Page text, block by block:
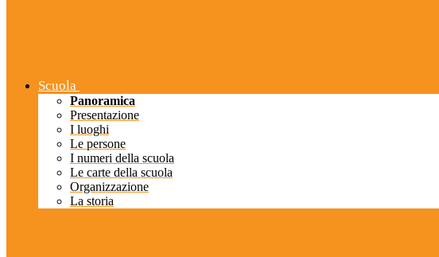
Scuola
Panoramica
Presentazione
I luoghi
Le persone
I numeri della scuola
Le carte della scuola
Organizzazione
La storia